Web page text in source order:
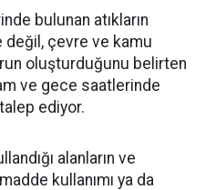
bulunan atıkların
değil, çevre ve kamu
oluşturduğunu belirten
ve gece saatlerinde
ediyor.
alanların ve
kullanımı ya da